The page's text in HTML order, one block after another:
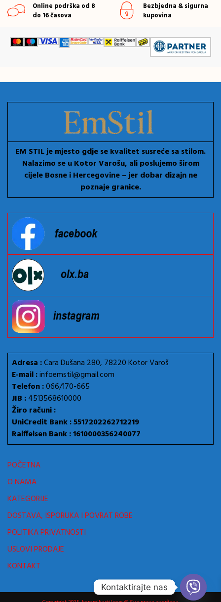
Online podrška od 8
do 16 časova
Bezbjedna & sigurna
kupovina
EM STIL je mjesto gdje se kvalitet susreće sa stilom.
Nalazimo se u Kotor Varošu, ali poslujemo širom
cijele Bosne i Hercegovine – jer dobar dizajn ne
poznaje granice.
Adresa :Cara Dušana 280, 78220 Kotor Varoš
E-mail :infoemstil@gmail.com
Telefon :066/170-665
JIB :4513568610000
Žiro računi :
UniCredit Bank : 5517202262712219
Raiffeisen Bank : 1610000356240077
POČETNA
O NAMA
KATEGORIJE
DOSTAVA, ISPORUKA I POVRAT ROBE
POLITIKA PRIVATNOSTI
USLOVI PRODAJE
KONTAKT
Kontaktirajte nas